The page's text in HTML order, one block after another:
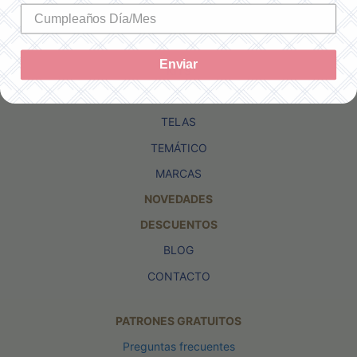
ACCESORIOS
KITS
REVISTAS
TELAS
TEMÁTICO
MARCAS
NOVEDADES
DESCUENTOS
BLOG
CONTACTO
PATRONES GRATUITOS
Preguntas frecuentes
Enviar